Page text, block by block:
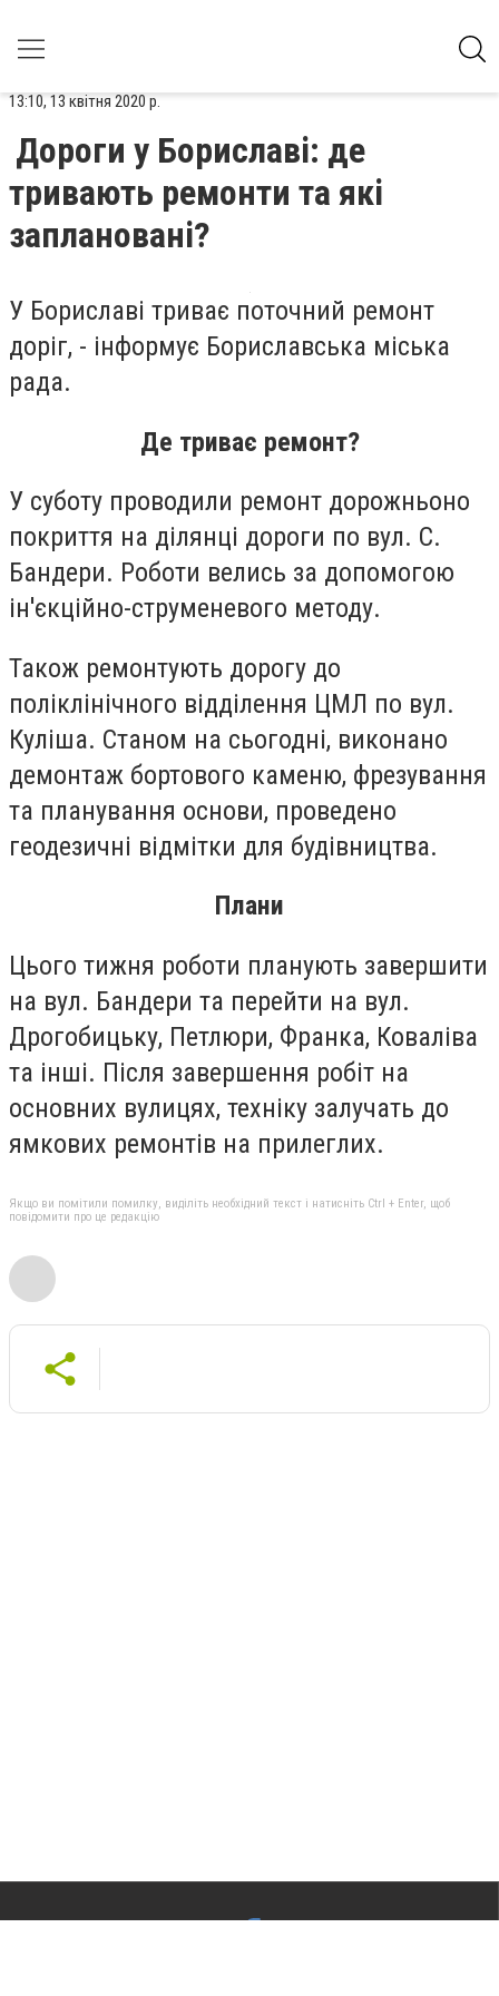
13:10, 13 квітня 2020 р.
Дороги у Бориславі: де
тривають ремонти та які
заплановані?
У Бориславі триває поточний ремонт
доріг, - інформує Бориславська міська
рада.
Де триває ремонт?
У суботу проводили ремонт дорожньоно
покриття на ділянці дороги по вул. С.
Бандери. Роботи велись за допомогою
ін'єкційно-струменевого методу.
Також ремонтують дорогу до
поліклінічного відділення ЦМЛ по вул.
Куліша. Станом на сьогодні, виконано
демонтаж бортового каменю, фрезування
та планування основи, проведено
геодезичні відмітки для будівництва.
Плани
Цього тижня роботи планують завершити
на вул. Бандери та перейти на вул.
Дрогобицьку, Петлюри, Франка, Коваліва
та інші. Після завершення робіт на
основних вулицях, техніку залучать до
ямкових ремонтів на прилеглих.
Якщо ви помітили помилку, виділіть необхідний текст і натисніть Ctrl + Enter, щоб
повідомити про це редакцію